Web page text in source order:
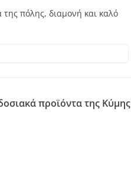
της πόλης, διαμονή και καλό
προϊόντα της Κύμης